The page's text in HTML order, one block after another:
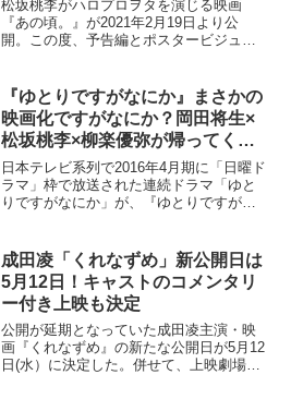
松坂桃李がハロプロヲタを演じる映画
『あの頃。』が2021年2月19日より公
開。この度、予告編とポスタービジュア
まってちゃんの元マネージャー・劔樹人
によるハロー!プロジェ...
『ゆとりですがなにか』まさかの
映画化ですがなにか？岡田将生×
松坂桃李×柳楽優弥が帰ってく
る！
日本テレビ系列で2016年4月期に「日曜ド
ラマ」枠で放送された連続ドラマ「ゆと
りですがなにか」が、『ゆとりですがな
した。「ゆとりですがなにか」は、《野
心がない》《...
成⽥凌「くれなずめ」新公開日は
5月12日！キャストのコメンタリ
ー付き上映も決定
公開が延期となっていた成⽥凌主演・映
画『くれなずめ』の新たな公開⽇が5月12
日(⽔）に決定した。併せて、上映劇場で